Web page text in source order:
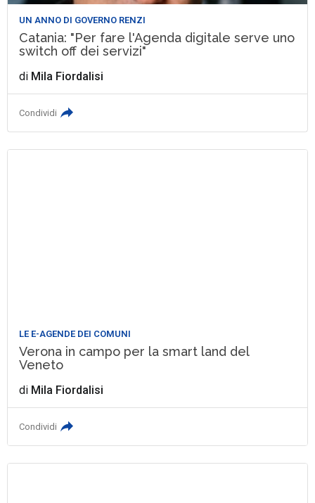
UN ANNO DI GOVERNO RENZI
Catania: "Per fare l'Agenda digitale serve uno
switch off dei servizi"
di Mila Fiordalisi
Condividi
LE E-AGENDE DEI COMUNI
Verona in campo per la smart land del
Veneto
di Mila Fiordalisi
Condividi